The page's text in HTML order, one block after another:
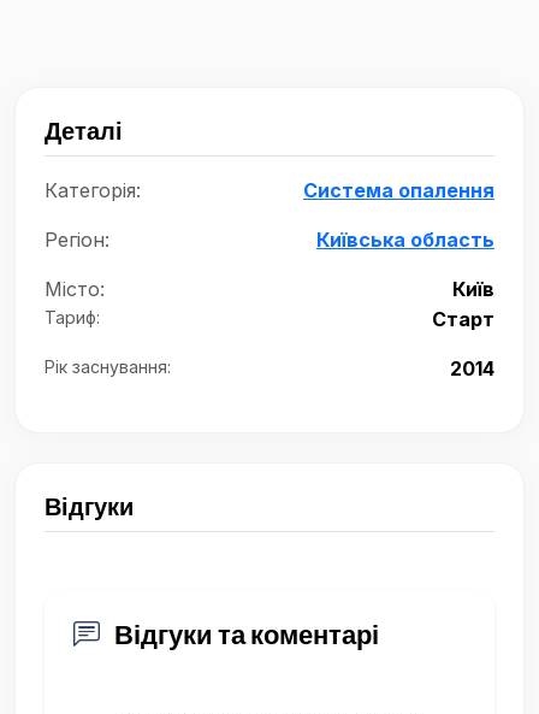
Деталі
Категорія: Система опалення
Регіон: Київська область
Місто: Київ
Тариф: Старт
Рік заснування: 2014
Відгуки
Відгуки та коментарі